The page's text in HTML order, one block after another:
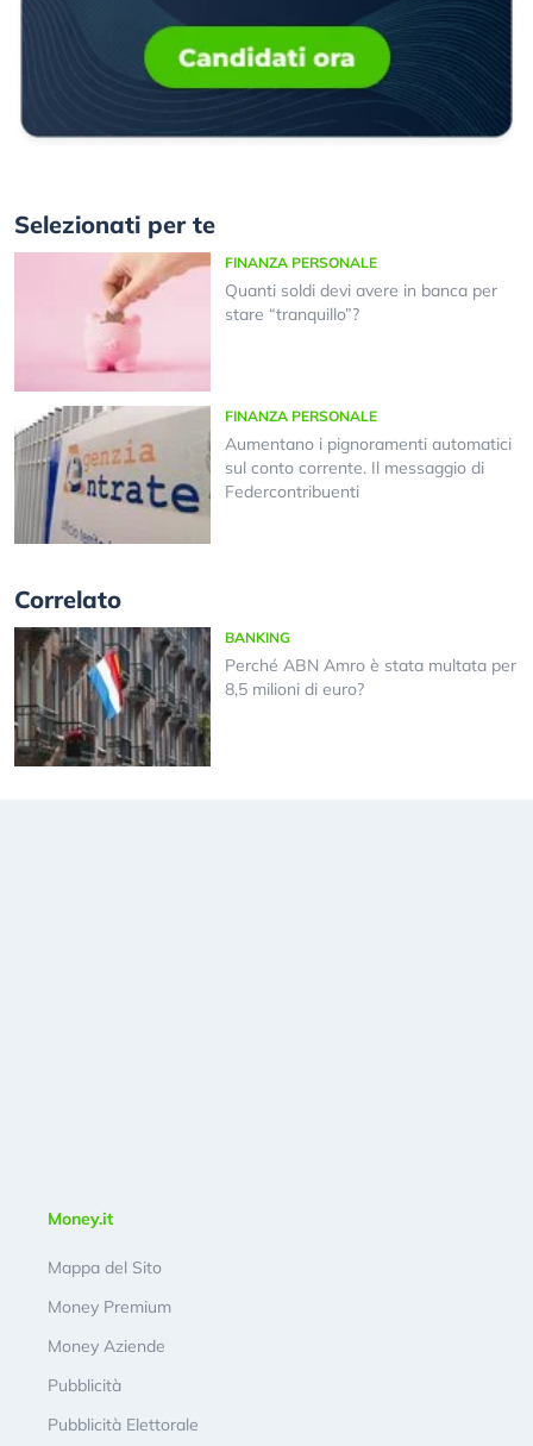
Selezionati per te
FINANZA PERSONALE
Quanti soldi devi avere in banca per
stare “tranquillo”?
FINANZA PERSONALE
Aumentano i pignoramenti automatici
sul conto corrente. Il messaggio di
Federcontribuenti
Correlato
BANKING
Perché ABN Amro è stata multata per
8,5 milioni di euro?
Money.it
Mappa del Sito
Money Premium
Money Aziende
Pubblicità
Pubblicità Elettorale